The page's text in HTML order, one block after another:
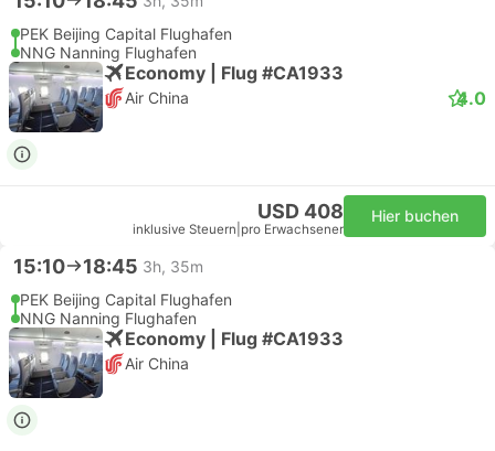
PEK Beijing Capital Flughafen
NNG Nanning Flughafen
Economy | Flug #CA1933
Air China 4.0
USD 408
inklusive Steuern pro Erwachsener
Hier buchen
15:10 18:45 3h, 35m
PEK Beijing Capital Flughafen
NNG Nanning Flughafen
Economy | Flug #CA1933
Air China